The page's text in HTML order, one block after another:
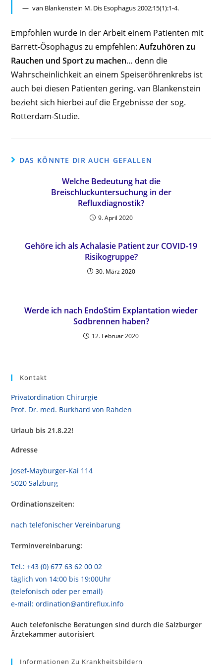
van Blankenstein M. Dis Esophagus 2002;15(1):1-4.
Empfohlen wurde in der Arbeit einem Patienten mit
Barrett-Ösophagus zu empfehlen:Aufzuhören zu
Rauchen und Sport zu machen… denn die
Wahrscheinlichkeit an einem Speiseröhrenkrebs ist
auch bei diesen Patienten gering. van Blankenstein
bezieht sich hierbei auf die Ergebnisse der sog.
Rotterdam-Studie.
DAS KÖNNTE DIR AUCH GEFALLEN
Welche Bedeutung hat die
Breischluckuntersuchung in der
Refluxdiagnostik?
9. April 2020
Gehöre ich als Achalasie Patient zur COVID-19
Risikogruppe?
30. März 2020
Werde ich nach EndoStim Explantation wieder
Sodbrennen haben?
12. Februar 2020
Kontakt
Privatordination Chirurgie
Prof. Dr. med. Burkhard von Rahden
Urlaub bis 21.8.22!
Adresse
Josef-Mayburger-Kai 114
5020 Salzburg
Ordinationszeiten:
nach telefonischer Vereinbarung
Terminvereinbarung:
Tel.: +43 (0) 677 63 62 00 02
täglich von 14:00 bis 19:00Uhr
(telefonisch oder per email)
e-mail: ordination@antireflux.info
Auch telefonische Beratungen sind durch die Salzburger
Ärztekammer autorisiert
Informationen Zu Krankheitsbildern